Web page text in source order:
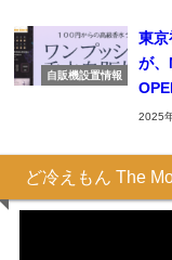
自販機設置情報
東
が、
2025
ど冷えもん The